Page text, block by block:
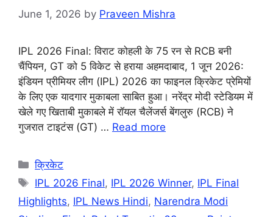
June 1, 2026 by Praveen Mishra
IPL 2026 Final: विराट कोहली के 75 रन से RCB बनी
चैंपियन, GT को 5 विकेट से हराया अहमदाबाद, 1 जून 2026:
इंडियन प्रीमियर लीग (IPL) 2026 का फाइनल क्रिकेट प्रेमियों
के लिए एक यादगार मुकाबला साबित हुआ। नरेंद्र मोदी स्टेडियम में
खेले गए खिताबी मुकाबले में रॉयल चैलेंजर्स बेंगलुरु (RCB) ने
गुजरात टाइटंस (GT) … Read more
Categories
क्रिकेट
Tags
IPL 2026 Final, IPL 2026 Winner, IPL Final
Highlights, IPL News Hindi, Narendra Modi